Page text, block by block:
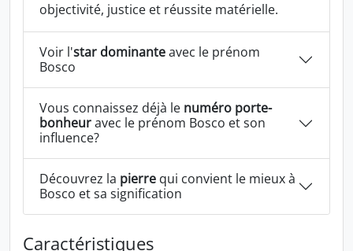
objectivité, justice et réussite matérielle.
Voir l'star dominanteavec le prénom
Bosco
Vous connaissez déjà le numéro porte-
bonheuravec le prénom Bosco et son
influence?
Découvrez la pierre qui convient le mieux à
Bosco et sa signification
Caractéristiques